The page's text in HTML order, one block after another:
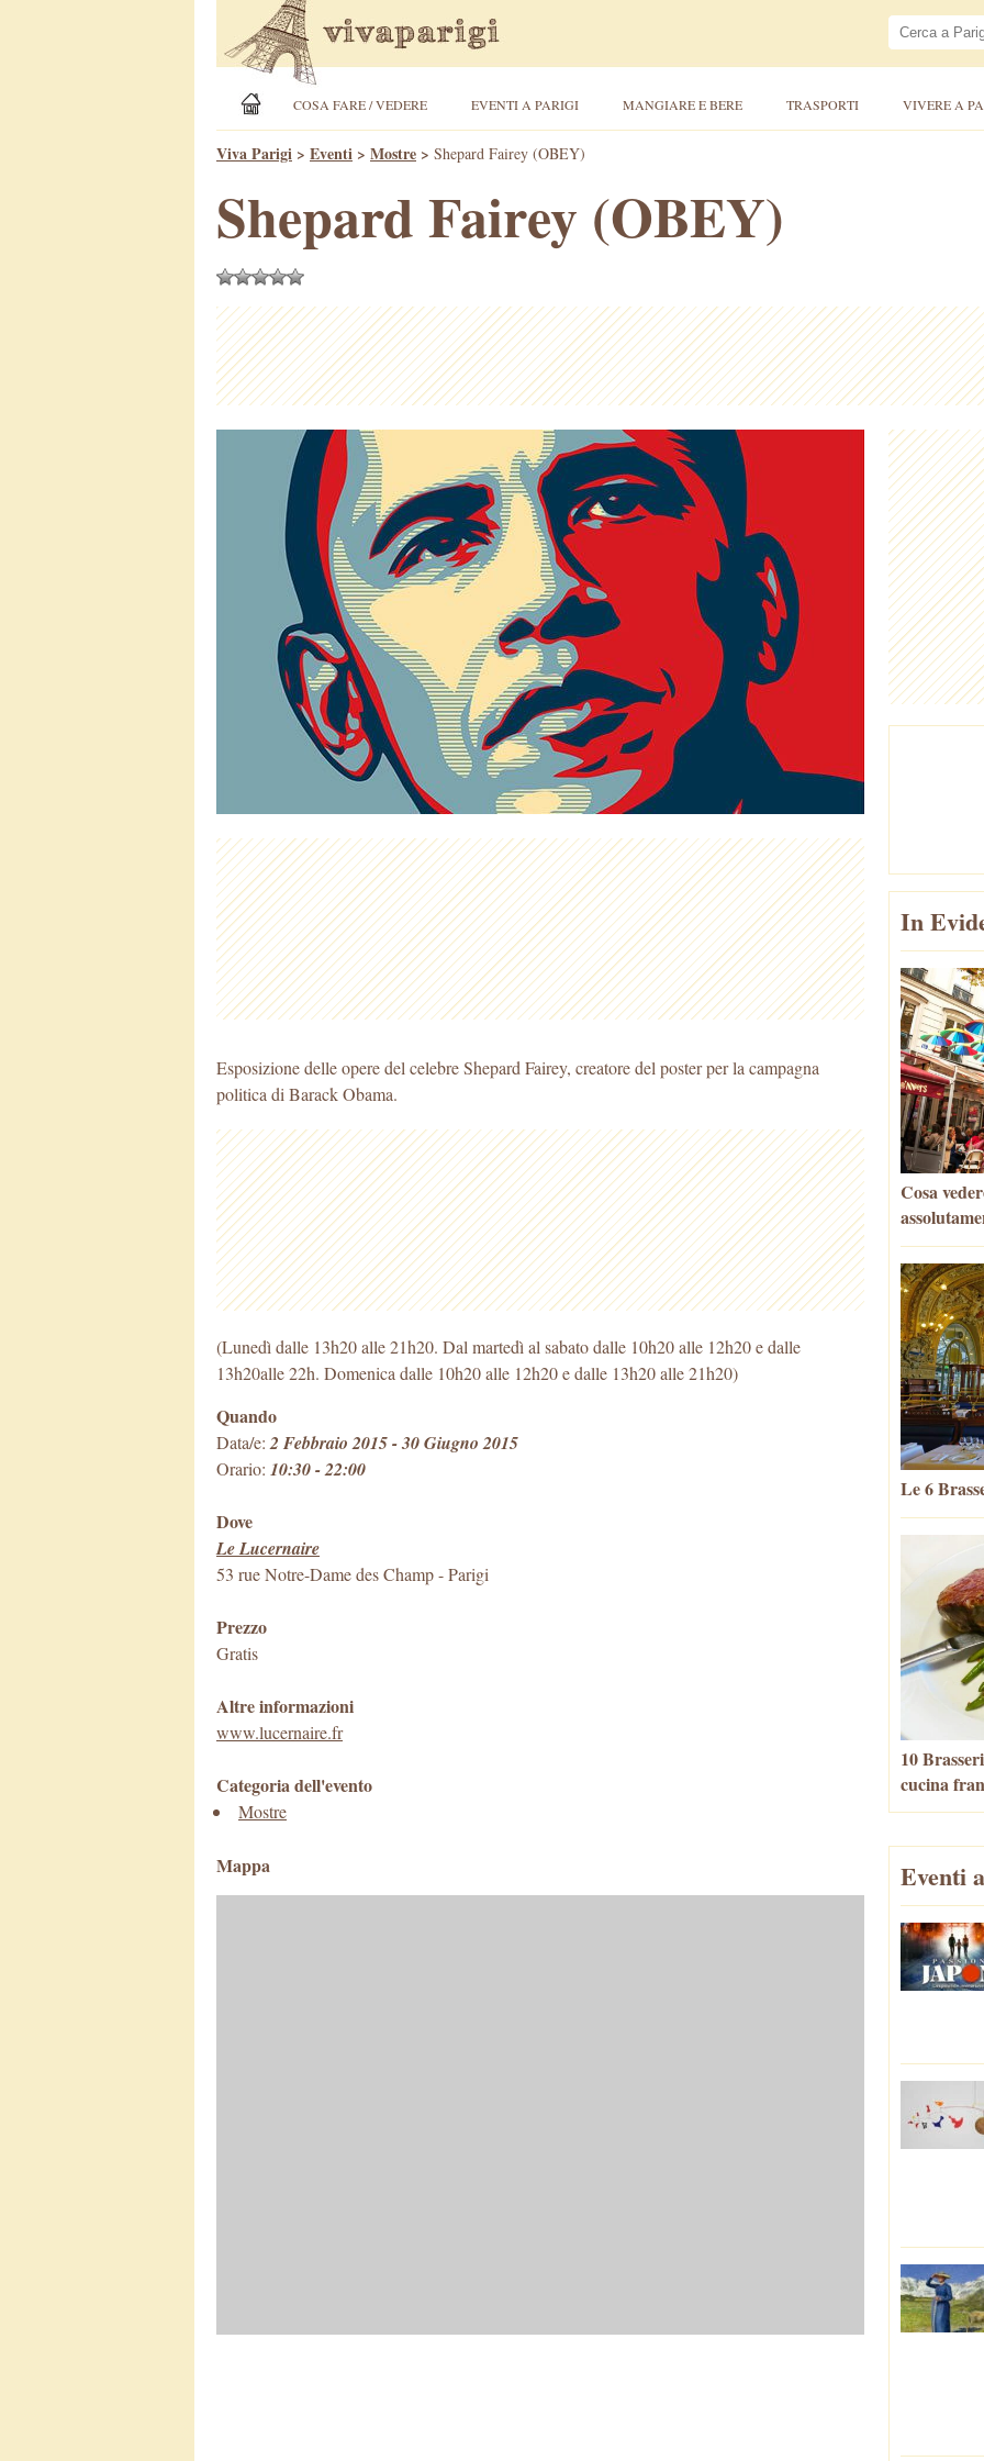
COSA FARE / VEDERE EVENTI A PARIGI MANGIARE E BERE TRASPORTI VIVERE A
Viva Parigi > Eventi > Mostre > Shepard Fairey (OBEY)
Shepard Fairey (OBEY)
Esposizione delle opere del celebre Shepard Fairey, creatore del poster per la campagna
politica di Barack Obama.
(Lunedì dalle 13h20 alle 21h20. Dal martedì al sabato dalle 10h20 alle 12h20 e dalle
13h20alle 22h. Domenica dalle 10h20 alle 12h20 e dalle 13h20 alle 21h20)
Quando
Data/e: 2 Febbraio 2015 - 30 Giugno 2015
Orario: 10:30 - 22:00
Dove
Le Lucernaire
53 rue Notre-Dame des Champ-Parigi
Prezzo
Gratis
Altre informazioni
www.lucernaire.fr
Categoria dell'evento
Mostre
Mappa
In
Cosa
Le 6
10
cucina
Eventi